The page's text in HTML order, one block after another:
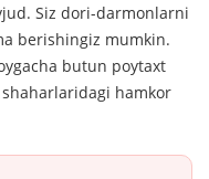
Siz dori-darmonlarni
berishingiz mumkin.
butun poytaxt
shaharlaridagi hamkor